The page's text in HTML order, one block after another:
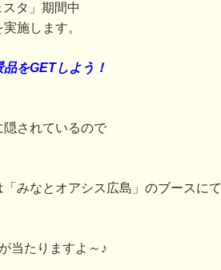
タ」期間中
施します。
をGETしよう！
されているので
みなとオアシス広島」のブースにて
当たりますよ～♪